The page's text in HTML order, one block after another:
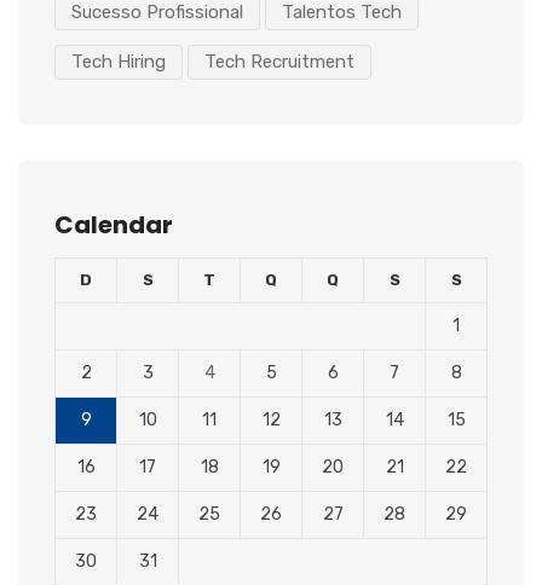
Sucesso Profissional Talentos Tech
Tech Hiring Tech Recruitment
Calendar
D S T Q Q S S
1
2 3 4 5 6 7 8
9 10 11 12 13 14 15
16 17 18 19 20 21 22
23 24 25 26 27 28 29
30 31